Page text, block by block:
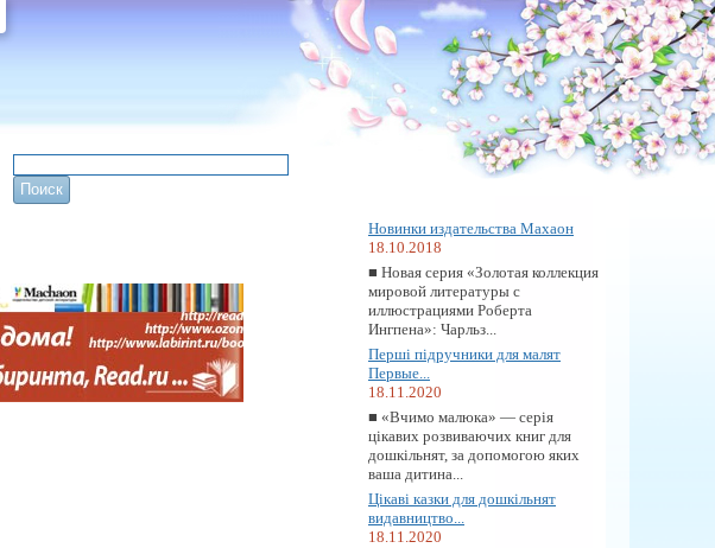
Новинки издательства Махаон
18.10.2018
■ Новая серия «Золотая коллекция
мировой литературы с
иллюстрациями Роберта
Ингпена»: Чарльз...
Перші підручники для малят
Первые...
18.11.2020
■ «Вчимо малюка» — серія
цікавих розвиваючих книг для
дошкільнят, за допомогою яких
ваша дитина...
Цікаві казки для дошкільнят
видавництво...
18.11.2020